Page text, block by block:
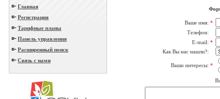
Главная
Регистрация
Тарифные планы
Панель управления
Расширенный поиск
Связь с нами
Ваше имя: *
Телефон:
E-mail: *
Как Вы нас нашли?:
Ваши интересы: *